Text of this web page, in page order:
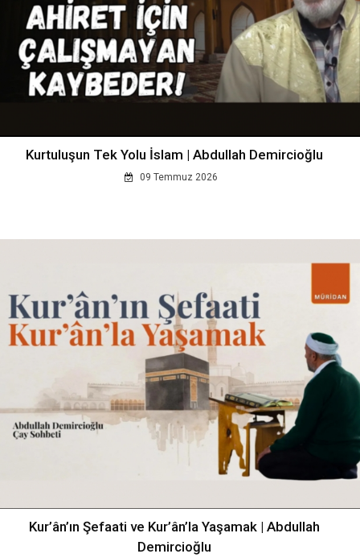
Kurtuluşun Tek Yolu İslam | Abdullah Demircioğlu
09 Temmuz 2026
Kur’ân’ın Şefaati ve Kur’ân’la Yaşamak | Abdullah
Demircioğlu